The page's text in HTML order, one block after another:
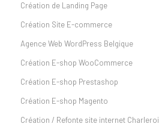
Création de Landing Page
Création Site E-commerce
Agence Web WordPress Belgique
Création E-shop WooCommerce
Création E-shop Prestashop
Création E-shop Magento
Création / Refonte site internet Charleroi